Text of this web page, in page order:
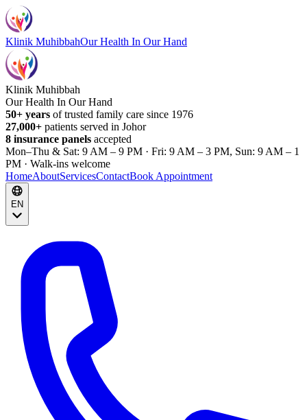
Klinik MuhibbahOur Health In Our Hand
Klinik Muhibbah
Our Health In Our Hand
50+ years of trusted family care since 1976
27,000+ patients served in Johor
8 insurance panels accepted
Mon–Thu & Sat: 9 AM – 9 PM · Fri: 9 AM – 3 PM, Sun: 9 AM – 1
PM · Walk-ins welcome
HomeAboutServicesContactBook Appointment
EN